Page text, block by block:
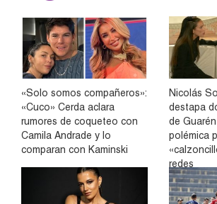
«Solo somos compañeros»:
«Cuco» Cerda aclara
rumores de coqueteo con
Camila Andrade y lo
comparan con Kaminski
Nicolás
destapa
de
polémica
redes